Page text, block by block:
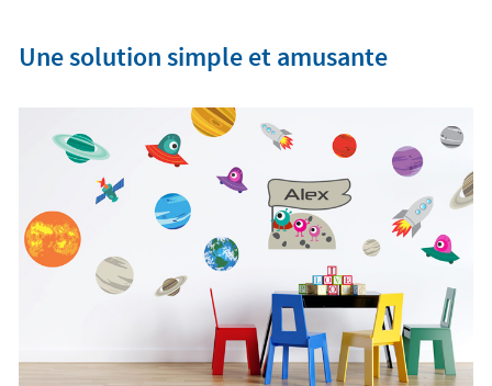
Une solution simple et amusante